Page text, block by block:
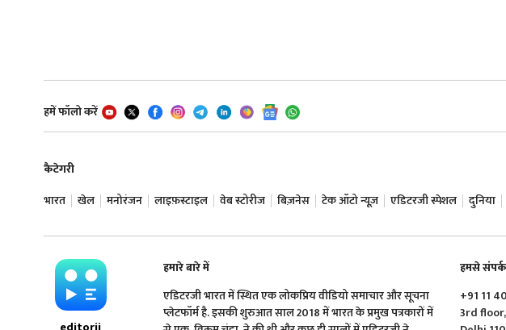
हमें फॉलो करें
कैटेगरी
भारत
खेल मनोरंजन लाइफ़स्टाइल वेब स्टोरीज बिज़नेस टेक ऑटो न्यूज़ एडिटरजी स्पेशल दुनिया
हमारे बारे में
एडिटरजी भारत में स्थित एक लोकप्रिय वीडियो समाचार और सूचना
प्लेटफॉर्म है. इसकी शुरुआत साल 2018 में भारत के प्रमुख पत्रकारों में
हमसे
+91 11
3rd